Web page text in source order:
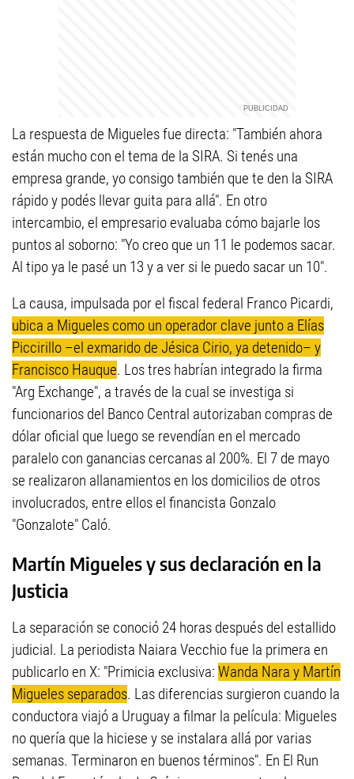
La respuesta de Migueles fue directa: "También ahora
están mucho con el tema de la SIRA. Si tenés una
empresa grande, yo consigo también que te den la SIRA
rápido y podés llevar guita para allá". En otro
intercambio, el empresario evaluaba cómo bajarle los
puntos al soborno: "Yo creo que un 11 le podemos sacar.
Al tipo ya le pasé un 13 y a ver si le puedo sacar un 10".
La causa, impulsada por el fiscal federal Franco Picardi,
ubica a Migueles como un operador clave junto a Elías
Piccirillo –el exmarido de Jésica Cirio, ya detenido– y
Francisco Hauque. Los tres habrían integrado la firma
"Arg Exchange", a través de la cual se investiga si
funcionarios del Banco Central autorizaban compras de
dólar oficial que luego se revendían en el mercado
paralelo con ganancias cercanas al 200%. El 7 de mayo
se realizaron allanamientos en los domicilios de otros
involucrados, entre ellos el financista Gonzalo
"Gonzalote" Caló.
Martín Migueles y sus declaración en la
Justicia
La separación se conoció 24 horas después del estallido
judicial. La periodista Naiara Vecchio fue la primera en
publicarlo en X: "Primicia exclusiva: Wanda Nara y Martín
Migueles separados. Las diferencias surgieron cuando la
conductora viajó a Uruguay a filmar la película: Migueles
no quería que la hiciese y se instalara allá por varias
semanas. Terminaron en buenos términos". En El Run